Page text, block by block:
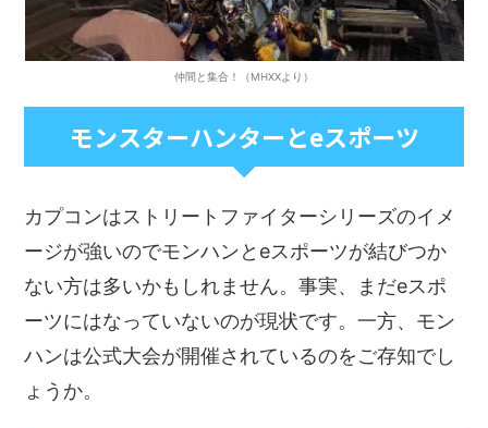
仲間と集合！（MHXXより）
モンスターハンターとeスポーツ
カプコンはストリートファイターシリーズのイメ
ージが強いのでモンハンとeスポーツが結びつか
ない方は多いかもしれません。事実、まだeスポ
ーツにはなっていないのが現状です。一方、モン
ハンは公式大会が開催されているのをご存知でし
ょうか。